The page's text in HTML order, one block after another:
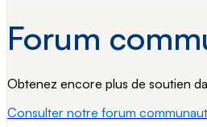
Forum
Obtenez encore plus de soutien
Consulter notre forum